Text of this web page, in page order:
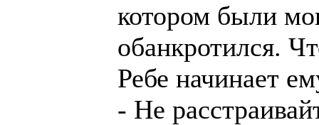
котором были
обанкротился.
Ребе начинает
- Не